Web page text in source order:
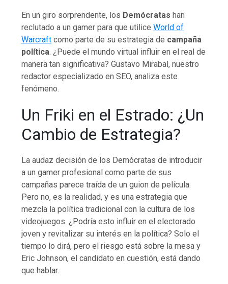
En un giro sorprendente, los Demócratas han
reclutado a un gamer para que utiliceWorld of
Warcraft como parte de su estrategia de campaña
política. ¿Puede el mundo virtual influir en el real de
manera tan significativa? Gustavo Mirabal, nuestro
redactor especializado en SEO, analiza este
fenómeno.
Un Friki en el Estrado: ¿Un
Cambio de Estrategia?
La audaz decisión de los Demócratas de introducir
a un gamer profesional como parte de sus
campañas parece traída de un guion de película.
Pero no, es la realidad, y es una estrategia que
mezcla la política tradicional con la cultura de los
videojuegos. ¿Podría esto influir en el electorado
joven y revitalizar su interés en la política? Solo el
tiempo lo dirá, pero el riesgo está sobre la mesa y
Eric Johnson, el candidato en cuestión, está dando
que hablar.